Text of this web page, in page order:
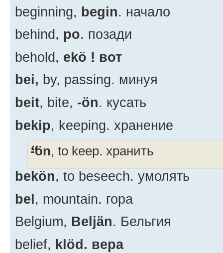
beginning, begin. начало
behind, po. позади
behold, ekö ! вот
bei, by, passing. минуя
beit, bite, -ön. кусать
bekip, keeping. хранение
-ön, to keep. хранить
bekön, to beseech. умолять
bel, mountain. гора
Belgium, Beljän. Бельгия
belief, klöd. вера